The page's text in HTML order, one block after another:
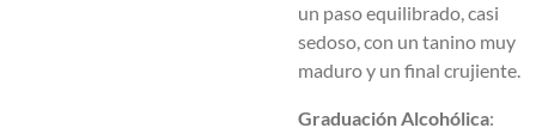
un paso equilibrado, casi
sedoso, con un tanino muy
maduro y un final crujiente.
Graduación Alcohólica: